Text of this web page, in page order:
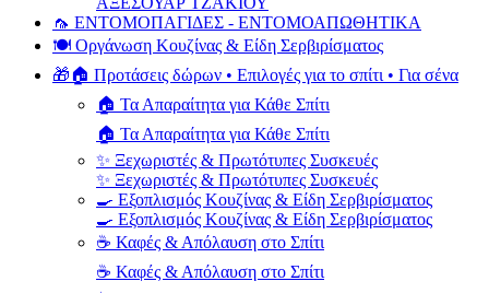
🦟 ΕΝΤΟΜΟΠΑΓΙΔΕΣ - ΕΝΤΟΜΟΑΠΩΘΗΤΙΚΑ
🍽️ Οργάνωση Κουζίνας & Είδη Σερβιρίσματος
🎁🏠 Προτάσεις δώρων • Επιλογές για το σπίτι • Για σένα
🏠 Τα Απαραίτητα για Κάθε Σπίτι
🏠 Τα Απαραίτητα για Κάθε Σπίτι
✨ Ξεχωριστές & Πρωτότυπες Συσκευές
✨ Ξεχωριστές & Πρωτότυπες Συσκευές
🍳 Εξοπλισμός Κουζίνας & Είδη Σερβιρίσματος
🍳 Εξοπλισμός Κουζίνας & Είδη Σερβιρίσματος
☕ Καφές & Απόλαυση στο Σπίτι
☕ Καφές & Απόλαυση στο Σπίτι